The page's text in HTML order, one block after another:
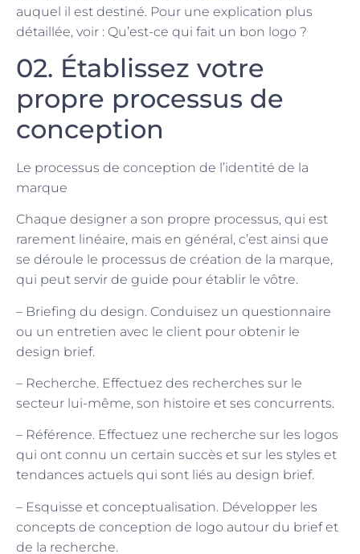
auquel il est destiné. Pour une explication plus
détaillée, voir : Qu’est-ce qui fait un bon logo ?
02. Établissez votre
propre processus de
conception
Le processus de conception de l’identité de la
marque
Chaque designer a son propre processus, qui est
rarement linéaire, mais en général, c’est ainsi que
se déroule le processus de création de la marque,
qui peut servir de guide pour établir le vôtre.
– Briefing du design. Conduisez un questionnaire
ou un entretien avec le client pour obtenir le
design brief.
– Recherche. Effectuez des recherches sur le
secteur lui-même, son histoire et ses concurrents.
– Référence. Effectuez une recherche sur les logos
qui ont connu un certain succès et sur les styles et
tendances actuels qui sont liés au design brief.
– Esquisse et conceptualisation. Développer les
concepts de conception de logo autour du brief et
de la recherche.